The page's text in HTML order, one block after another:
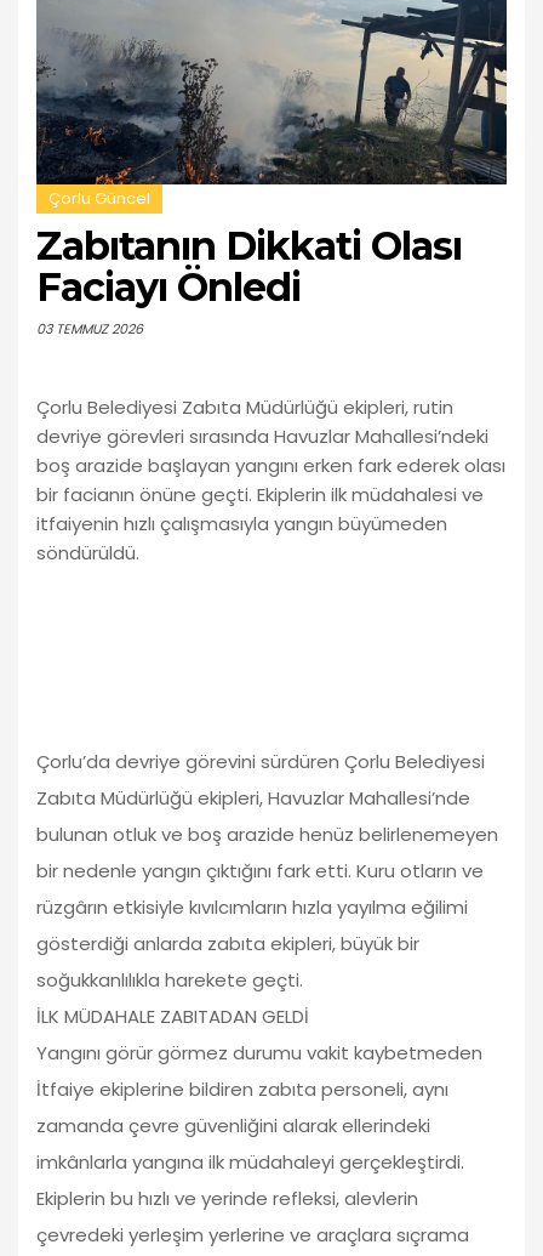
Çorlu Güncel
Zabıtanın Dikkati Olası
Faciayı Önledi
03 TEMMUZ 2026
Çorlu Belediyesi Zabıta Müdürlüğü ekipleri, rutin
devriye görevleri sırasında Havuzlar Mahallesi’ndeki
boş arazide başlayan yangını erken fark ederek olası
bir facianın önüne geçti. Ekiplerin ilk müdahalesi ve
itfaiyenin hızlı çalışmasıyla yangın büyümeden
söndürüldü.
Çorlu’da devriye görevini sürdüren Çorlu Belediyesi
Zabıta Müdürlüğü ekipleri, Havuzlar Mahallesi’nde
bulunan otluk ve boş arazide henüz belirlenemeyen
bir nedenle yangın çıktığını fark etti. Kuru otların ve
rüzgârın etkisiyle kıvılcımların hızla yayılma eğilimi
gösterdiği anlarda zabıta ekipleri, büyük bir
soğukkanlılıkla harekete geçti.
İLK MÜDAHALE ZABITADAN GELDİ
Yangını görür görmez durumu vakit kaybetmeden
İtfaiye ekiplerine bildiren zabıta personeli, aynı
zamanda çevre güvenliğini alarak ellerindeki
imkânlarla yangına ilk müdahaleyi gerçekleştirdi.
Ekiplerin bu hızlı ve yerinde refleksi, alevlerin
çevredeki yerleşim yerlerine ve araçlara sıçrama